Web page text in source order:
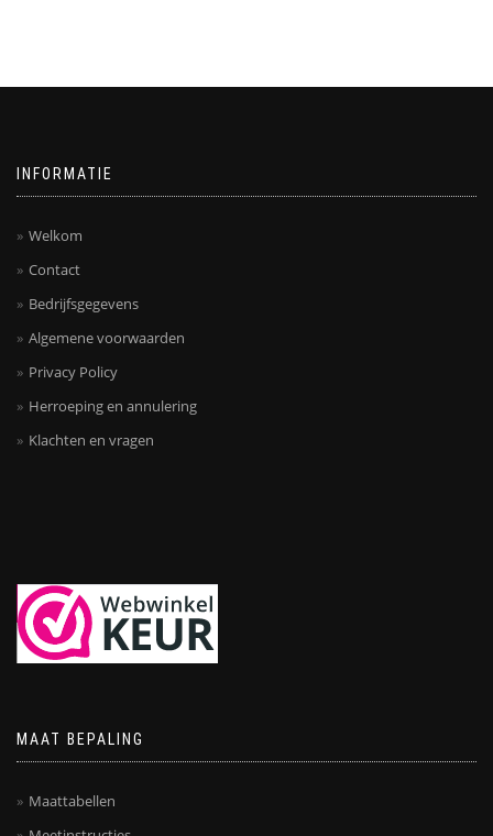
INFORMATIE
Welkom
Contact
Bedrijfsgegevens
Algemene voorwaarden
Privacy Policy
Herroeping en annulering
Klachten en vragen
MAAT BEPALING
Maattabellen